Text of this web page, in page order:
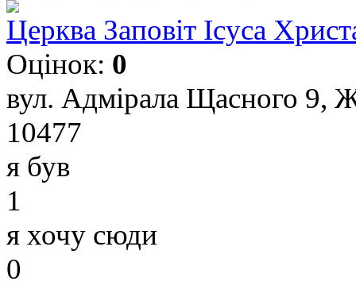
Церква Заповіт Ісуса
Оцінок: 0
вул. Адмірала Щасного 9,
10477
я був
1
я хочу сюди
0